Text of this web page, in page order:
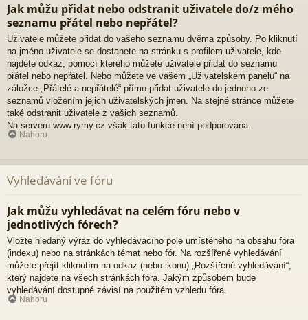
Jak můžu přidat nebo odstranit uživatele do/z mého
seznamu přátel nebo nepřátel?
Uživatele můžete přidat do vašeho seznamu dvěma způsoby. Po kliknutí
na jméno uživatele se dostanete na stránku s profilem uživatele, kde
najdete odkaz, pomocí kterého můžete uživatele přidat do seznamu
přátel nebo nepřátel. Nebo můžete ve vašem „Uživatelském panelu“ na
záložce „Přátelé a nepřátelé“ přímo přidat uživatele do jednoho ze
seznamů vložením jejich uživatelských jmen. Na stejné stránce můžete
také odstranit uživatele z vašich seznamů.
Na serveru www.rymy.cz však tato funkce není podporována.
Nahoru
Vyhledávání ve fóru
Jak můžu vyhledávat na celém fóru nebo v
jednotlivých fórech?
Vložte hledaný výraz do vyhledávacího pole umístěného na obsahu fóra
(indexu) nebo na stránkách témat nebo fór. Na rozšířené vyhledávání
můžete přejít kliknutím na odkaz (nebo ikonu) „Rozšířené vyhledávání“,
který najdete na všech stránkách fóra. Jakým způsobem bude
vyhledávání dostupné závisí na použitém vzhledu fóra.
Nahoru